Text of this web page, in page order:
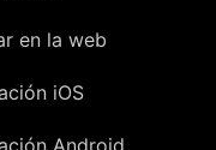
en la web
iOS
Android